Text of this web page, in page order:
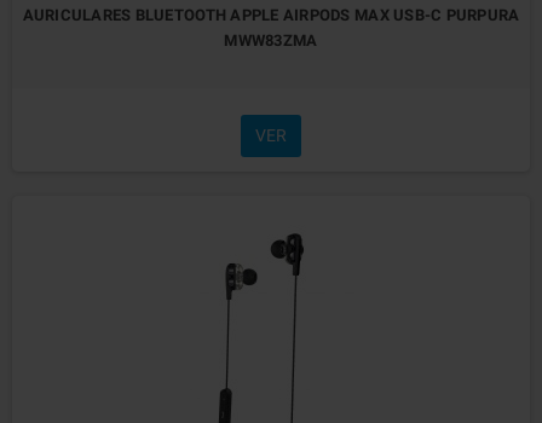
AURICULARES BLUETOOTH APPLE AIRPODS MAX USB-C PURPURA
MWW83ZMA
VER